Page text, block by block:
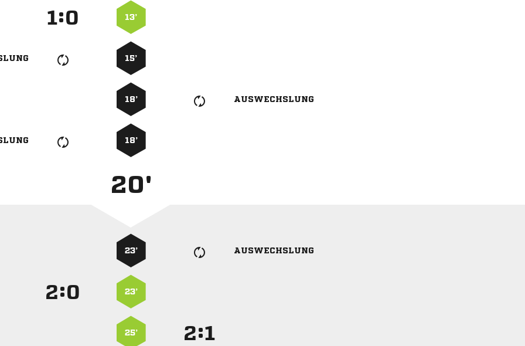
: 13’
15’
18’ AUSWECHSLUNG
18’
20'
23’ AUSWECHSLUNG
: 23’
25’ :